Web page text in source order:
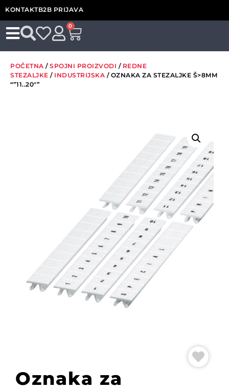
KONTAKTB2B PRIJAVA
0
POČETNA / SPOJNI PROIZVODI / REDNE
STEZALJKE / INDUSTRIJSKA / OZNAKA ZA STEZALJKE Š>8MM
“”11..20″”
Oznaka za